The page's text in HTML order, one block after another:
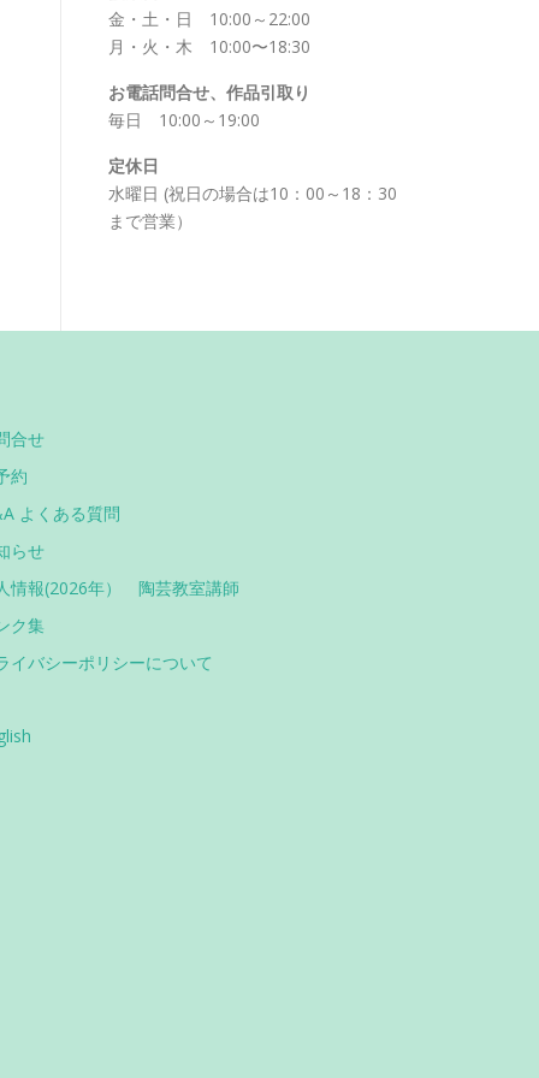
金・土・日 10:00～22:00
月・火・木 10:00〜18:30
お電話問合せ、作品引取り
毎日 10:00～19:00
定休日
水曜日 (祝日の場合は10：00～18：30
まで営業）
合せ
約
よくある質問
らせ
情報(2026年） 陶芸教室講師
ク集
イバシーポリシーについて